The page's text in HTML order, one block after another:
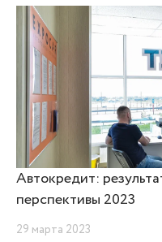
Автокредит:
перспективы 2023
29 марта 2023